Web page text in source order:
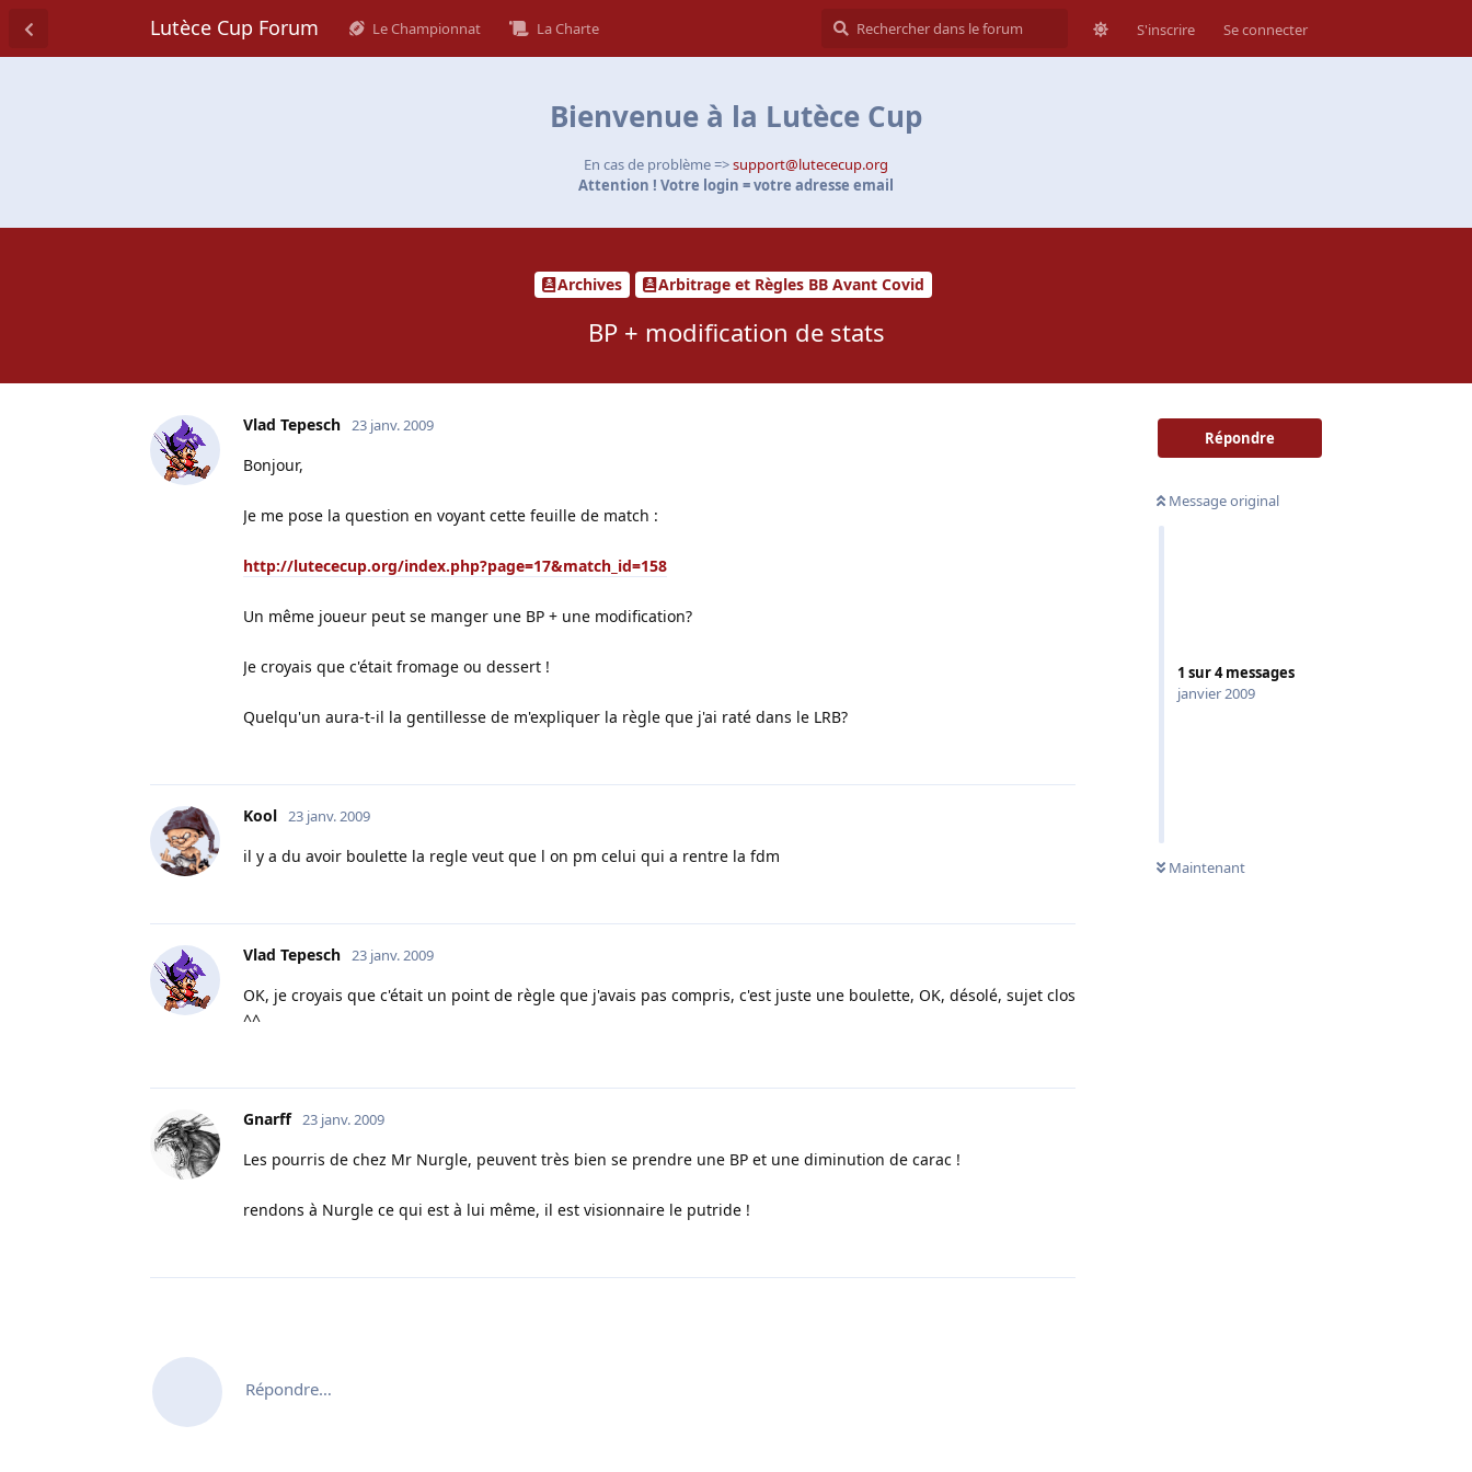
Lutèce Cup Forum Le Championnat La Charte S'inscrire Se connecter
Bienvenue à la Lutèce Cup
En cas de problème =>support@lutececup.org
Attention ! Votre login = votre adresse email
Archives Arbitrage et Règles BB Avant Covid
BP + modification de stats
Répondre
Message original
1 sur4messages
janvier 2009
Maintenant
Vlad Tepesch 23 janv. 2009
Bonjour,
Je me pose la question en voyant cette feuille de match :
http://lutececup.org/index.php?page=17&match_id=158
Un même joueur peut se manger une BP + une modification?
Je croyais que c'était fromage ou dessert !
Quelqu'un aura-t-il la gentillesse de m'expliquer la règle que j'ai raté dans le LRB?
Kool 23 janv. 2009
il y a du avoir boulette la regle veut que l on pm celui qui a rentre la fdm
Vlad Tepesch 23 janv. 2009
OK, je croyais que c'était un point de règle que j'avais pas compris, c'est juste une boulette, OK, désolé, sujet clos
^^
Gnarff 23 janv. 2009
Les pourris de chez Mr Nurgle, peuvent très bien se prendre une BP et une diminution de carac !
rendons à Nurgle ce qui est à lui même, il est visionnaire le putride !
Répondre…